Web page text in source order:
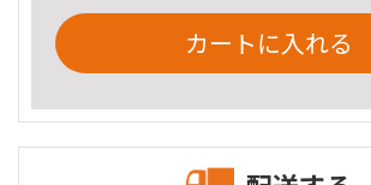
カートに入れる